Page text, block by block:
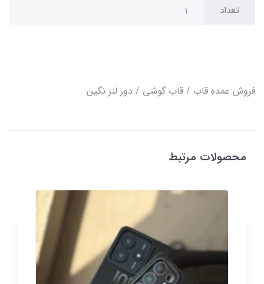
تعداد
فروش عمده قاب / قاب گوشی / دور لنز نگین
محصولات مرتبط